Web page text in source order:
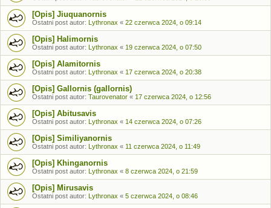
[Opis] Jiuquanornis
Ostatni post autor: Lythronax « 22 czerwca 2024, o 09:14
[Opis] Halimornis
Ostatni post autor: Lythronax « 19 czerwca 2024, o 07:50
[Opis] Alamitornis
Ostatni post autor: Lythronax « 17 czerwca 2024, o 20:38
[Opis] Gallornis (gallornis)
Ostatni post autor: Taurovenator « 17 czerwca 2024, o 12:56
[Opis] Abitusavis
Ostatni post autor: Lythronax « 14 czerwca 2024, o 07:26
[Opis] Similiyanornis
Ostatni post autor: Lythronax « 11 czerwca 2024, o 11:49
[Opis] Khinganornis
Ostatni post autor: Lythronax « 8 czerwca 2024, o 21:59
[Opis] Mirusavis
Ostatni post autor: Lythronax « 5 czerwca 2024, o 08:46